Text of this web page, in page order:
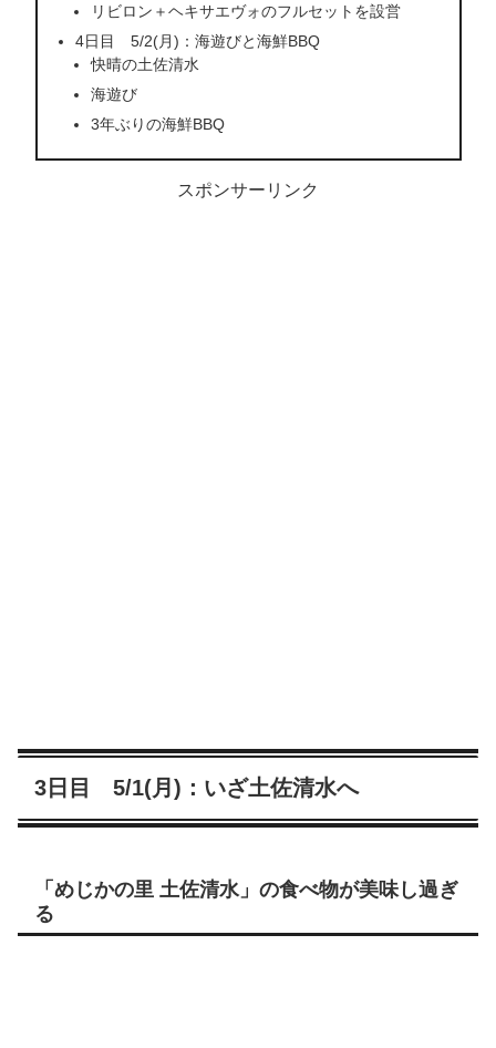
リビロン＋ヘキサエヴォのフルセットを設営
4日目 5/2(月)：海遊びと海鮮BBQ
快晴の土佐清水
海遊び
3年ぶりの海鮮BBQ
スポンサーリンク
3日目 5/1(月)：いざ土佐清水へ
「めじかの里 土佐清水」の食べ物が美味し過ぎ
る